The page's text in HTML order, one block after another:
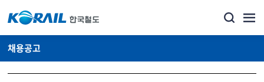
채용공고